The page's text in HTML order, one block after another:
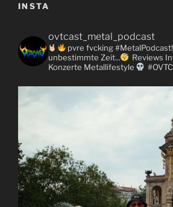
INSTA
ovtcast_metal_podcast
pvre fvcking #MetalPodcast!
unbestimmte Zeit...
Reviews
Konzerte Metallifestyle